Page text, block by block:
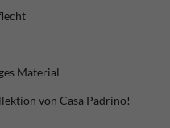
Material
von Casa Padrino!